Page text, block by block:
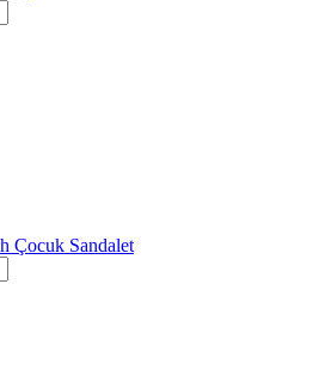
Çocuk Sandalet